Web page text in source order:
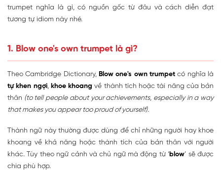
trumpet nghĩa là gì, có nguồn gốc từ đâu và cách diễn đạt
tương tự idiom này nhé.
1. Blow one's own trumpet là gì?
Theo Cambridge Dictionary,Blow one's own trumpet có nghĩa là
tự khen ngợi, khoe khoang về thành tích hoặc tài năng của bản
thân (to tell people about your achievements, especially in a way
that makes you appear too proud of yourself).
Thành ngữ này thường được dùng để chỉ những người hay khoe
khoang về khả năng hoặc thành tích của bản thân với người
khác. Tùy theo ngữ cảnh và chủ ngữ mà động từ ‘blow’ sẽ được
chia phù hợp.